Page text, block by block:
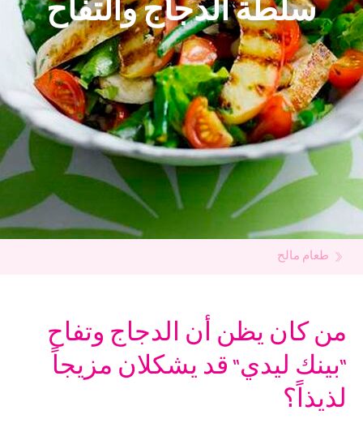
سلطة الدجاج والتفاح
طعام مالح
من كان يظن أن الدجاج وتفاح
"بينك ليدي" قد يشكلان مزيجاً
لذيذاً؟